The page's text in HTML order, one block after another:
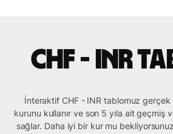
CHF - INR
İnteraktif CHF - INR tablomuz gerçek
kurunu kullanır ve son 5 yıla ait geçmiş
sağlar. Daha iyi bir kur mu